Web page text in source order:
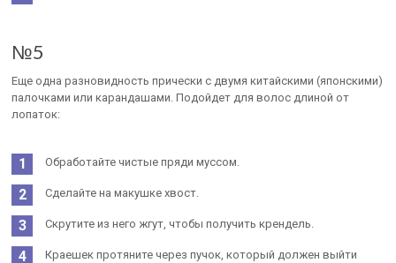
№5
Еще одна разновидность прически с двумя китайскими (японскими)
палочками или карандашами. Подойдет для волос длиной от
лопаток:
Обработайте чистые пряди муссом.
Сделайте на макушке хвост.
Скрутите из него жгут, чтобы получить крендель.
Краешек протяните через пучок, который должен выйти